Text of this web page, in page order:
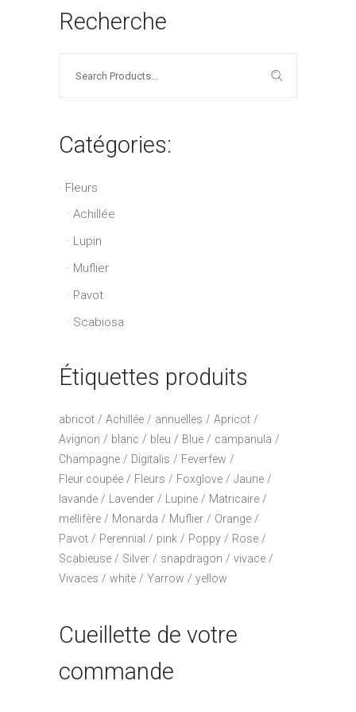
Recherche
Catégories:
Fleurs
Achillée
Lupin
Muflier
Pavot
Scabiosa
Étiquettes produits
abricot Achillée annuelles
Apricot
Avignon
blanc bleu Blue
campanula
Champagne
Digitalis
Feverfew
Fleur coupée
Fleurs Foxglove
Jaune
lavande
Lavender Lupine
Matricaire
mellifère
Monarda Muflier
Orange
Pavot
Perennial pink Poppy
Rose
Scabieuse
Silver snapdragon
vivace
Vivaces
white Yarrow yellow
Cueillette de votre
commande